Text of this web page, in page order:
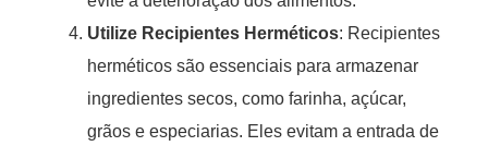
Utilize Recipientes Herméticos: Recipientes
herméticos são essenciais para armazenar
ingredientes secos, como farinha, açúcar,
grãos e especiarias. Eles evitam a entrada de